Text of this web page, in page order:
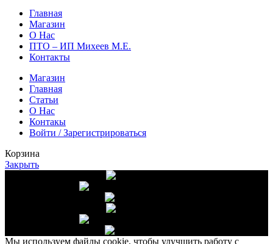
Главная
Магазин
О Нас
ПТО – ИП Михеев М.Е.
Контакты
Магазин
Главная
Статьи
О Нас
Контакы
Войти / Зарегистрироваться
Корзина
Закрыть
Мы используем файлы cookie, чтобы улучшить работу с